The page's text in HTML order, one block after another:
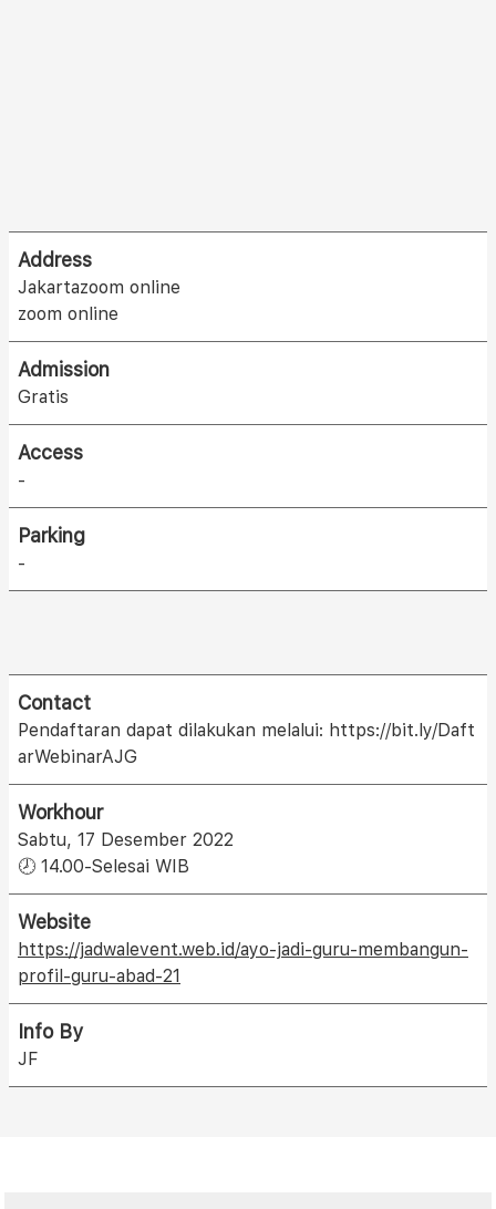
Address
Jakartazoom online
zoom online
Admission
Gratis
Access
-
Parking
-
Contact
Pendaftaran dapat dilakukan melalui: https://bit.ly/Daft
arWebinarAJG
Workhour
Sabtu, 17 Desember 2022
🕗 14.00-Selesai WIB
Website
https://jadwalevent.web.id/ayo-jadi-guru-membangun-
profil-guru-abad-21
Info By
JF